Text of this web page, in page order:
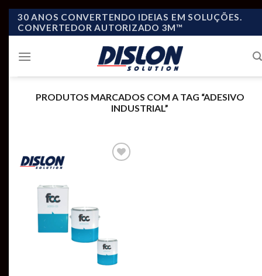
Skip
30 ANOS CONVERTENDO IDEIAS EM SOLUÇÕES.
CONVERTEDOR AUTORIZADO 3M™
PRODUTOS MARCADOS COM A TAG “ADESIVO
INDUSTRIAL”